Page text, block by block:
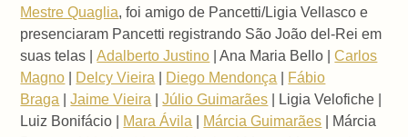
Mestre Quaglia, foi amigo de Pancetti/Ligia Vellasco e
presenciaram Pancetti registrando São João del-Rei em
suas telas |Adalberto Justino | Ana Maria Bello |Carlos
Magno
Delcy Vieira Diego Mendonça
Fábio
Braga |Jaime Vieira |Júlio Guimarães | Ligia Velofiche |
Luiz Bonifácio | Mara Ávila Márcia Guimarães | Márcia